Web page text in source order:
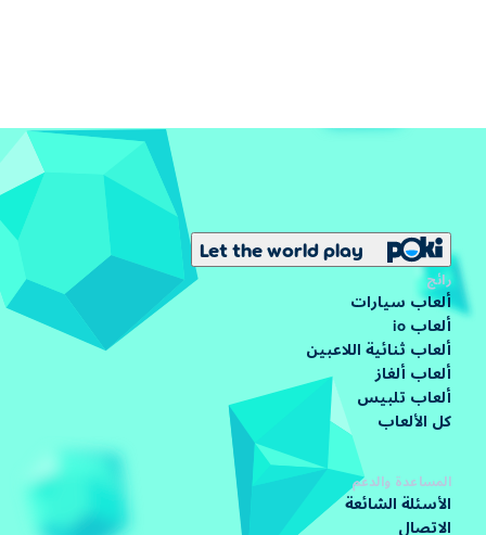
Let the world play
رائج
ألعاب سيارات
ألعاب io
ألعاب ثنائية اللاعبين
ألعاب ألغاز
ألعاب تلبيس
كل الألعاب
المساعدة والدعم
الأسئلة الشائعة
الاتصال